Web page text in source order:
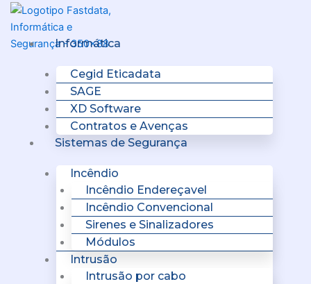
Informática
Cegid Eticadata
SAGE
XD Software
Contratos e Avenças
Sistemas de Segurança
Incêndio
Incêndio Endereçavel
Incêndio Convencional
Sirenes e Sinalizadores
Módulos
Intrusão
Intrusão por cabo
Menu